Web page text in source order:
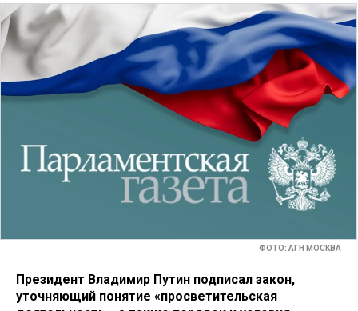
ФОТО: АГН МОСКВА
Президент Владимир Путин подписал закон,
уточняющий понятие «просветительская